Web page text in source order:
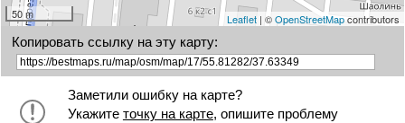
50 m Leaflet| ©OpenStreetMapcontributors
Копировать ссылку на эту карту:
Заметили ошибку на карте?
Укажите точку на карте, опишите проблему